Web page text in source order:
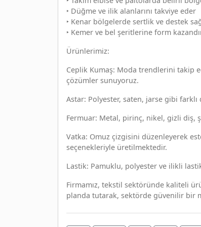
‣ Düğme ve ilik alanlarını takviye eder
‣ Kenar bölgelerde sertlik ve destek
‣ Kemer ve bel şeritlerine form
Ürünlerimiz:
Ceplik Kumaş: Moda trendlerini takip
çözümler sunuyoruz.
Astar: Polyester, saten, jarse gibi
Fermuar: Metal, pirinç, nikel, gizli
Vatka: Omuz çizgisini düzenleyerek
seçenekleriyle üretilmektedir.
Lastik: Pamuklu, polyester ve ilikli
Firmamız, tekstil sektöründe kaliteli
planda tutarak, sektörde güvenilir bir